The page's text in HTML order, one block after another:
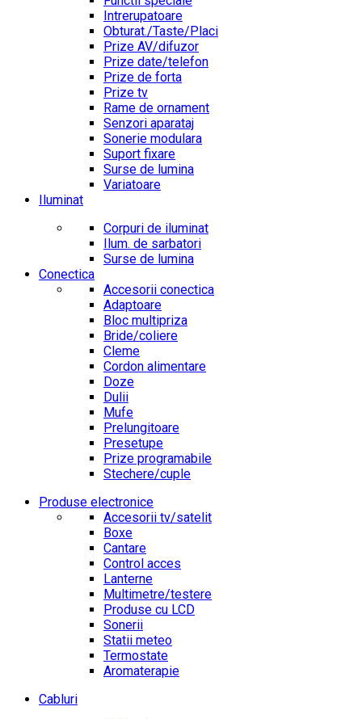
Intrerupatoare
Obturat./Taste/Placi
Prize AV/difuzor
Prize date/telefon
Prize de forta
Prize tv
Rame de ornament
Senzori aparataj
Sonerie modulara
Suport fixare
Surse de lumina
Variatoare
Iluminat
Corpuri de iluminat
Ilum. de sarbatori
Surse de lumina
Conectica
Accesorii conectica
Adaptoare
Bloc multipriza
Bride/coliere
Cleme
Cordon alimentare
Doze
Dulii
Mufe
Prelungitoare
Presetupe
Prize programabile
Stechere/cuple
Produse electronice
Accesorii tv/satelit
Boxe
Cantare
Control acces
Lanterne
Multimetre/testere
Produse cu LCD
Sonerii
Statii meteo
Termostate
Aromaterapie
Cabluri